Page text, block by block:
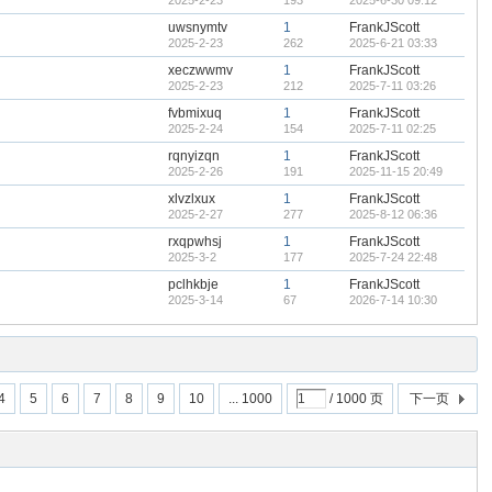
uwsnymtv
2025-2-23
1
262
FrankJScott
2025-6-21 03:33
xeczwwmv
2025-2-23
1
212
FrankJScott
2025-7-11 03:26
fvbmixuq
2025-2-24
1
154
FrankJScott
2025-7-11 02:25
rqnyizqn
2025-2-26
1
191
FrankJScott
2025-11-15 20:49
xlvzlxux
2025-2-27
1
277
FrankJScott
2025-8-12 06:36
rxqpwhsj
2025-3-2
1
177
FrankJScott
2025-7-24 22:48
pclhkbje
2025-3-14
1
67
FrankJScott
2026-7-14 10:30
5 6 7 8 9 10 ... 1000 / 1000 页 下一页